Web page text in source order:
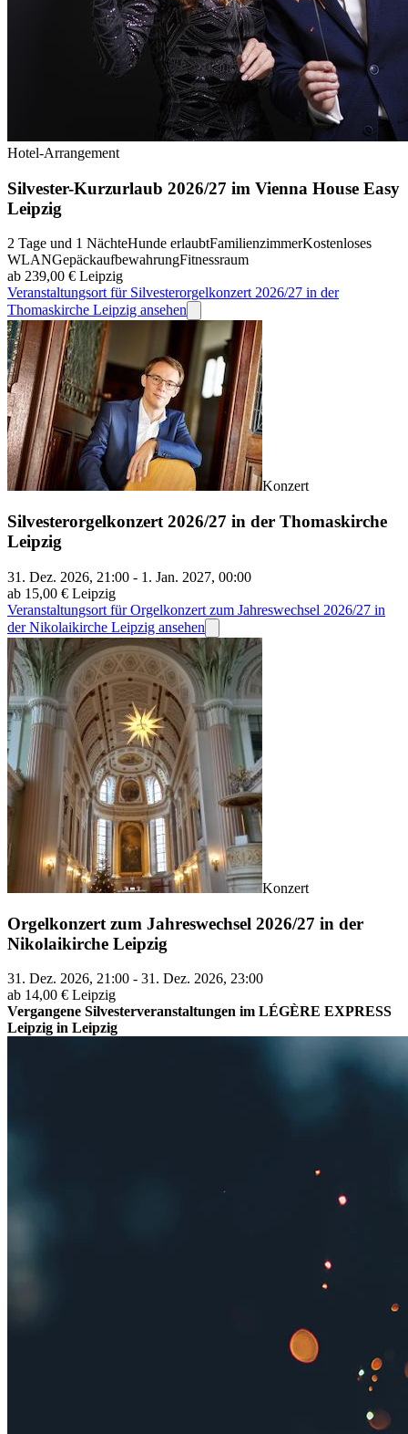
Hotel-Arrangement
Silvester-Kurzurlaub 2026/27 im Vienna House Easy
Leipzig
2 Tage und 1 NächteHunde erlaubtFamilienzimmerKostenloses
WLANGepäckaufbewahrungFitnessraum
ab 239,00 € Leipzig
Veranstaltungsort für Silvesterorgelkonzert 2026/27 in der
Thomaskirche Leipzig ansehen
Konzert
Silvesterorgelkonzert 2026/27 in der Thomaskirche
Leipzig
31. Dez. 2026, 21:00 - 1. Jan. 2027, 00:00
ab 15,00 € Leipzig
Veranstaltungsort für Orgelkonzert zum Jahreswechsel 2026/27 in
der Nikolaikirche Leipzig ansehen
Konzert
Orgelkonzert zum Jahreswechsel 2026/27 in der
Nikolaikirche Leipzig
31. Dez. 2026, 21:00 - 31. Dez. 2026, 23:00
ab 14,00 € Leipzig
Vergangene Silvesterveranstaltungen im LÉGÈRE EXPRESS
Leipzig in Leipzig